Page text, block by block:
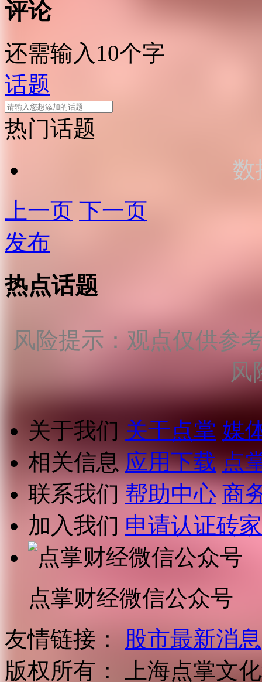
评论
还需输入10个字
话题
热门话题
数
上一页 下一页
发布
热点话题
风险提示：观点仅供参
风
关于我们 关于点掌 媒
相关信息 应用下载 点
联系我们 帮助中心 商
加入我们 申请认证砖家
点掌财经微信公众号
友情链接：
股市最新消息
版权所有：
上海点掌文